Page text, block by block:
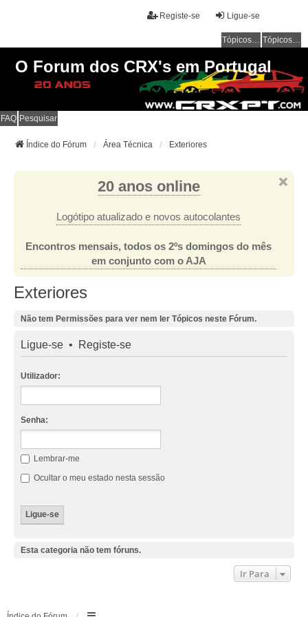
Ligue-se
Registe-se
Tópicos sem resposta Tópicos ativos
O Forum dos CRX's em Portugal
FAQ Pesquisar
Índice do Fórum Área Técnica Exteriores
20 anos online
Logótipo atualizado e novos autocolantes
Encontros mensais, todos os 2ºs domingos do mês
em conjunto com o AJA
Exteriores
Não tem Permissões para ver nem ler Tópicos neste Fórum.
Ligue-se • Registe-se
Utilizador:
Senha:
Lembrar-me
Ocultar o meu estado nesta sessão
Esta categoria não tem fóruns.
Ir Para